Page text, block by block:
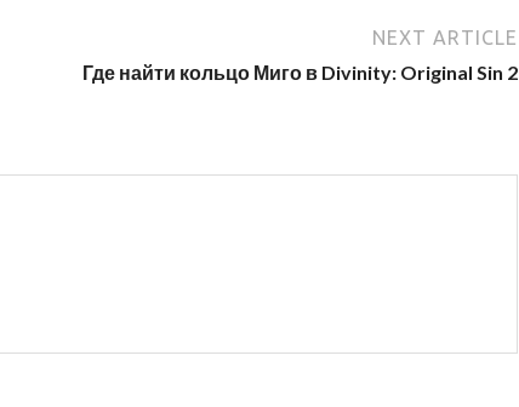
NEXT ARTICLE
Где найти кольцо Миго в Divinity: Original Sin 2